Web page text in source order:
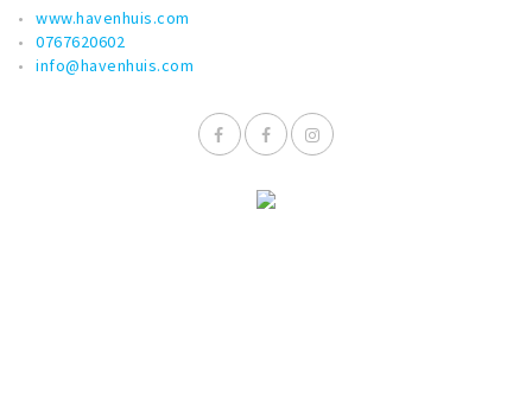
www.havenhuis.com
0767620602
info@havenhuis.com